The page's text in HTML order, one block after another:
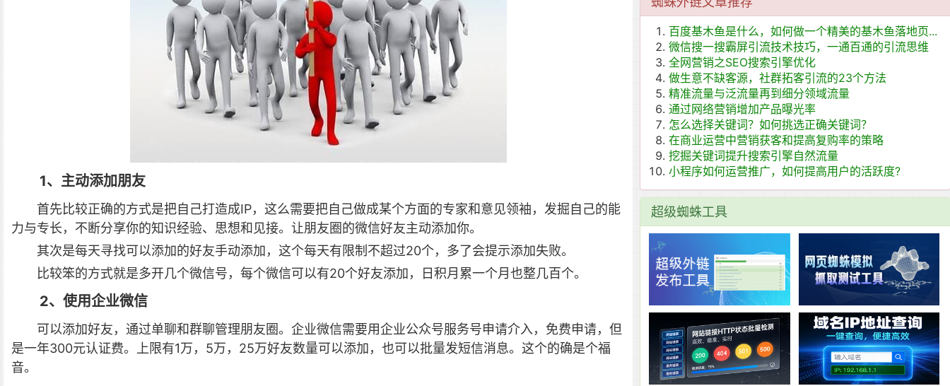
1、主动添加朋友
首先比较正确的方式是把自己打造成IP，这么需要把自己做成某个方面的专家和意见领袖，发掘自己的能
力与专长，不断分享你的知识经验、思想和见接。让朋友圈的微信好友主动添加你。
其次是每天寻找可以添加的好友手动添加，这个每天有限制不超过20个，多了会提示添加失败。
比较笨的方式就是多开几个微信号，每个微信可以有20个好友添加，日积月累一个月也整几百个。
2、使用企业微信
可以添加好友，通过单聊和群聊管理朋友圈。企业微信需要用企业公众号服务号申请介入，免费申请，但
是一年300元认证费。上限有1万，5万，25万好友数量可以添加，也可以批量发短信消息。这个的确是个福
音。
百度基木鱼是什么，如何做一个精美的基木鱼落地页...
微信搜一搜霸屏引流技术技巧，一通百通的引流思维
全网营销之SEO搜索引擎优化
做生意不缺客源，社群拓客引流的23个方法
精准流量与泛流量再到细分领域流量
通过网络营销增加产品曝光率
怎么选择关键词？如何挑选正确关键词？
在商业运营中营销获客和提高复购率的策略
挖掘关键词提升搜索引擎自然流量
小程序如何运营推广，如何提高用户的活跃度?
超级蜘蛛工具